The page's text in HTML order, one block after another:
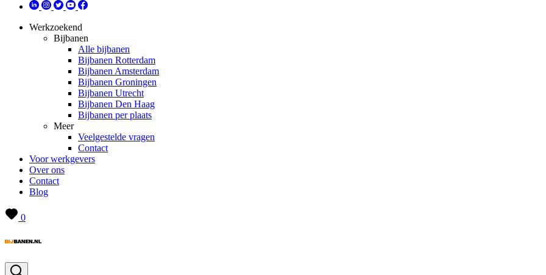
Werkzoekend
Bijbanen
Alle bijbanen
Bijbanen Rotterdam
Bijbanen Amsterdam
Bijbanen Groningen
Bijbanen Utrecht
Bijbanen Den Haag
Bijbanen per plaats
Meer
Veelgestelde vragen
Contact
Voor werkgevers
Over ons
Contact
Blog
0